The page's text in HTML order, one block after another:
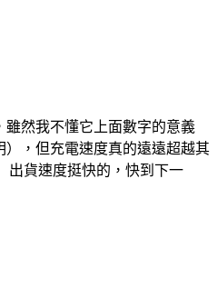
然我不懂它上面數字的意義
），但充電速度真的遠遠超越其
出貨速度挺快的，快到下一